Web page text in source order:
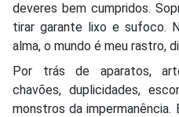
deveres bem cumpridos.
tirar garante lixo e sufoco.
alma, o mundo é meu rastro,
Por trás de aparatos,
chavões, duplicidades,
monstros da